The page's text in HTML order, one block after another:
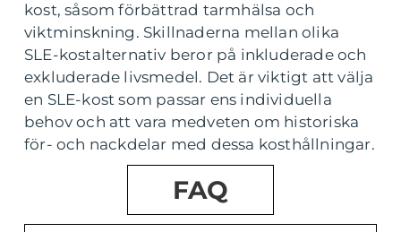
kost, såsom förbättrad tarmhälsa och
viktminskning. Skillnaderna mellan olika
SLE-kostalternativ beror på inkluderade och
exkluderade livsmedel. Det är viktigt att välja
en SLE-kost som passar ens individuella
behov och att vara medveten om historiska
för- och nackdelar med dessa kosthållningar.
FAQ